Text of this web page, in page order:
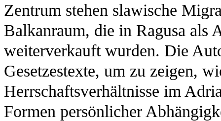
Zentrum stehen slawische
Balkanraum, die in Ragusa als
weiterverkauft wurden. Die
Gesetzestexte, um zu zeigen,
Herrschaftsverhältnisse im
Formen persönlicher